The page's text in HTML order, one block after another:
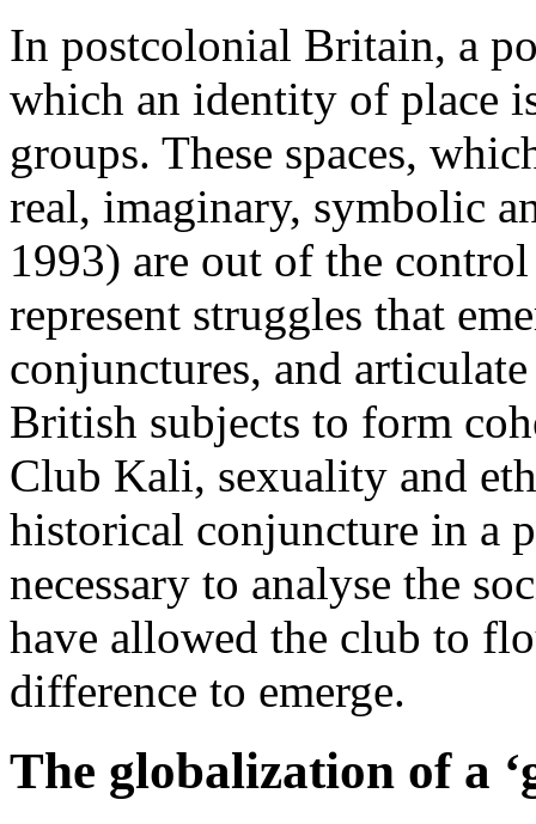
In postcolonial Britain, a
which an identity of place
groups. These spaces,
real, imaginary, symbolic
1993) are out of the
represent struggles that
conjunctures, and
British subjects to form
Club Kali, sexuality and
historical conjuncture in a
necessary to analyse the
have allowed the club to
difference to emerge.
The globalization of a